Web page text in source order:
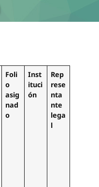
Foli
o
asig
nad
o
Inst
ituci
ón
Rep
rese
nta
nte
lega
l